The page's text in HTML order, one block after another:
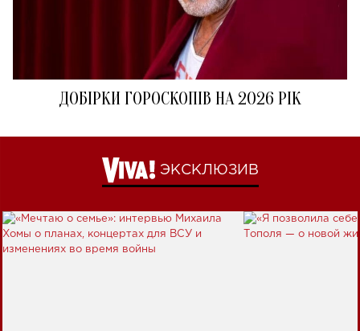
ДОБІРКИ ГОРОСКОПІВ НА 2026 РІК
ЭКСКЛЮЗИВ